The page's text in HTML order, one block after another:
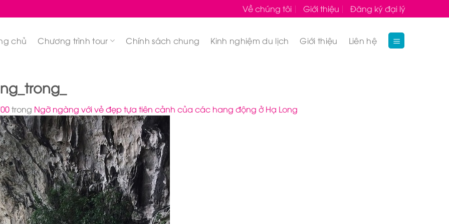
Về chúng tôi Giới thiệu Đăng ký đại lý
chủ Chương trình tour Chính sách chung Kinh nghiệm du lịch Giới thiệu Liên hệ
trong Ngỡ ngàng với vẻ đẹp tựa tiên cảnh của các hang động ở Hạ Long